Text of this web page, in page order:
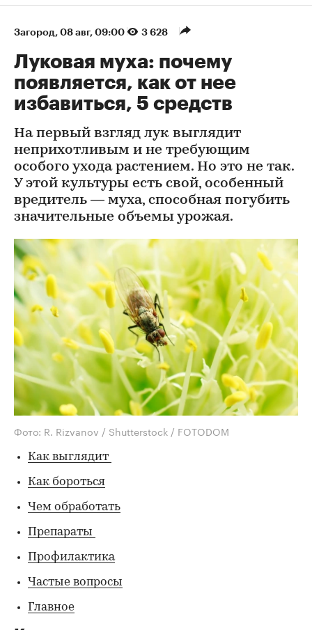
Загород 08 авг, 09:00 3 628
Луковая муха: почему
появляется, как от нее
избавиться, 5 средств
На первый взгляд лук выглядит
неприхотливым и не требующим
особого ухода растением. Но это не так.
У этой культуры есть свой, особенный
вредитель — муха, способная погубить
значительные объемы урожая.
Фото: R. Rizvanov / Shutterstock / FOTODOM
Как выглядит
Как бороться
Чем обработать
Препараты
Профилактика
Частые вопросы
Главное